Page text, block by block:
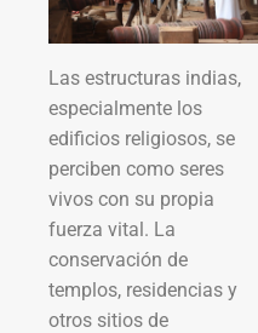
Las estructuras indias,
especialmente los
edificios religiosos, se
perciben como seres
vivos con su propia
fuerza vital. La
conservación de
templos, residencias y
otros sitios de